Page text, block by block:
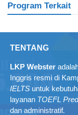
Program Terkait
TENTANG
LKP Webster
Inggris resmi di
IELTS untuk
layanan TOEFL
dan administratif.